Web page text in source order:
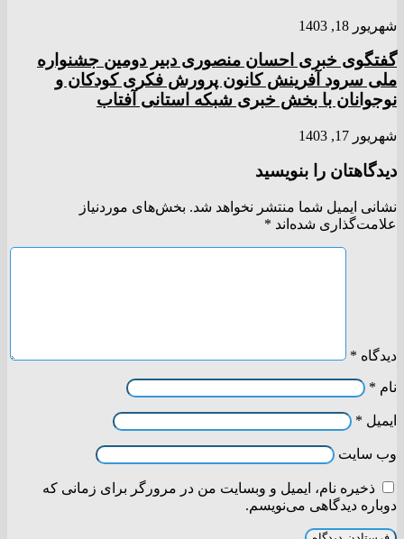
شهریور 18, 1403
گفتگوی خبری احسان منصوری دبیر دومین جشنواره
ملی سرود آفرینش کانون پرورش فکری کودکان و
نوجوانان با بخش خبری شبکه استانی آفتاب
شهریور 17, 1403
دیدگاهتان را بنویسید
نشانی ایمیل شما منتشر نخواهد شد. بخش‌های موردنیاز
علامت‌گذاری شده‌اند *
دیدگاه *
نام *
ایمیل *
وب‌ سایت
ذخیره نام، ایمیل و وبسایت من در مرورگر برای زمانی که
دوباره دیدگاهی می‌نویسم.